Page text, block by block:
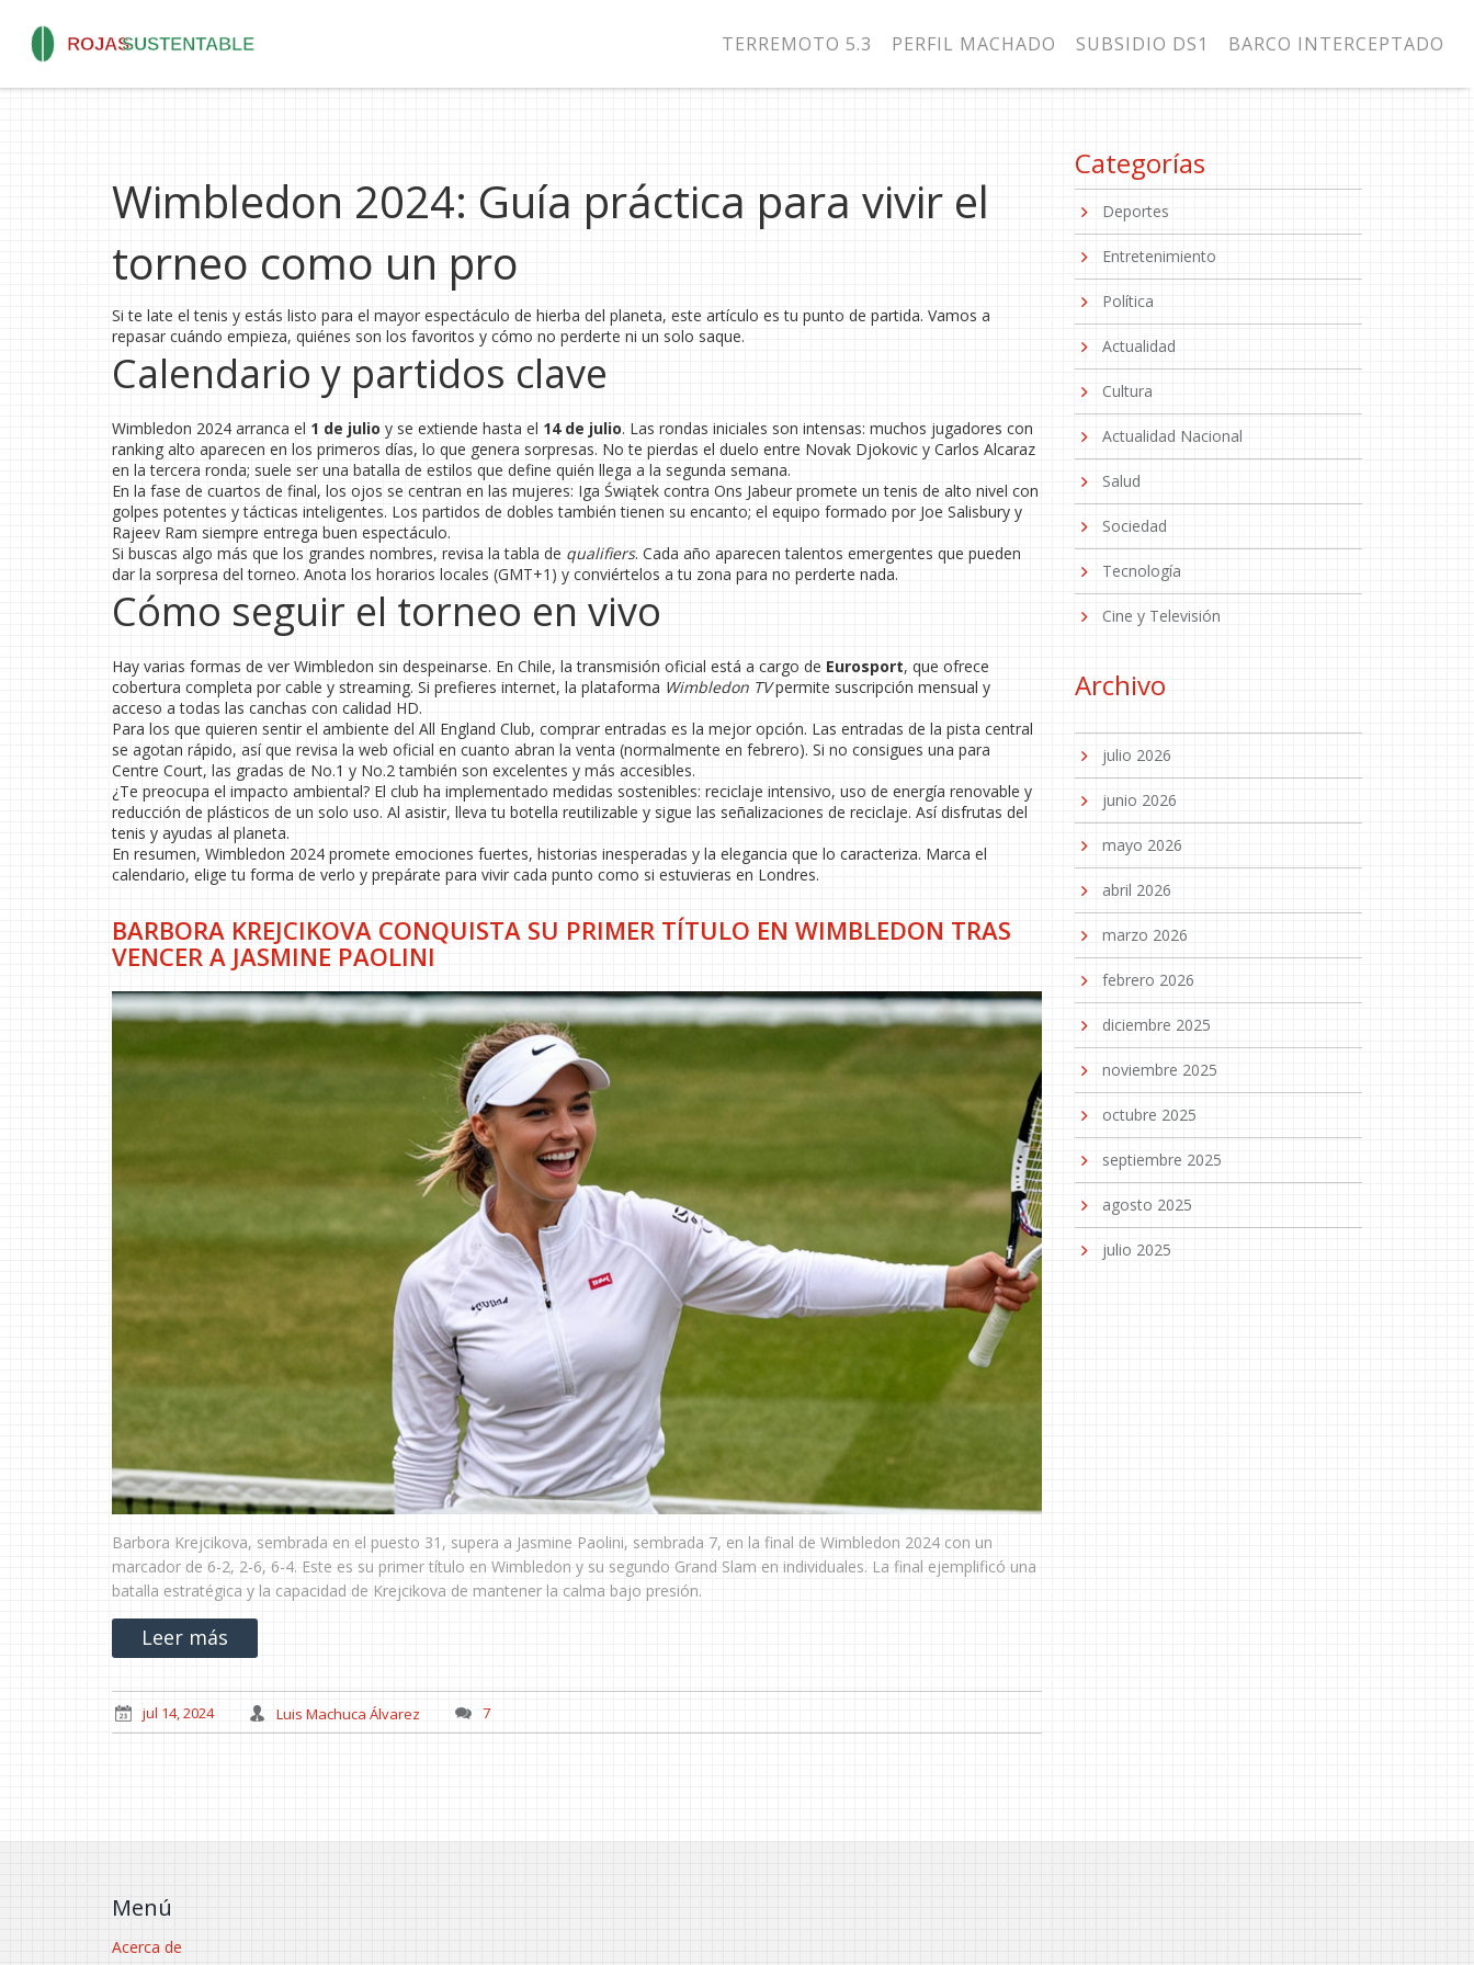
TERREMOTO 5.3 PERFIL MACHADO SUBSIDIO DS1 BARCO INTERCEPTADO
Wimbledon 2024: Guía práctica para vivir el
torneo como un pro
Si te late el tenis y estás listo para el mayor espectáculo de hierba del planeta, este artículo es tu punto de partida. Vamos a
repasar cuándo empieza, quiénes son los favoritos y cómo no perderte ni un solo saque.
Calendario y partidos clave
Wimbledon 2024 arranca el 1 de julio y se extiende hasta el 14 de julio. Las rondas iniciales son intensas: muchos jugadores con
ranking alto aparecen en los primeros días, lo que genera sorpresas. No te pierdas el duelo entre Novak Djokovic y Carlos Alcaraz
en la tercera ronda; suele ser una batalla de estilos que define quién llega a la segunda semana.
En la fase de cuartos de final, los ojos se centran en las mujeres: Iga Świątek contra Ons Jabeur promete un tenis de alto nivel con
golpes potentes y tácticas inteligentes. Los partidos de dobles también tienen su encanto; el equipo formado por Joe Salisbury y
Rajeev Ram siempre entrega buen espectáculo.
Si buscas algo más que los grandes nombres, revisa la tabla de qualifiers. Cada año aparecen talentos emergentes que pueden
dar la sorpresa del torneo. Anota los horarios locales (GMT+1) y conviértelos a tu zona para no perderte nada.
Cómo seguir el torneo en vivo
Hay varias formas de ver Wimbledon sin despeinarse. En Chile, la transmisión oficial está a cargo de Eurosport, que ofrece
cobertura completa por cable y streaming. Si prefieres internet, la plataforma Wimbledon TVpermite suscripción mensual y
acceso a todas las canchas con calidad HD.
Para los que quieren sentir el ambiente del All England Club, comprar entradas es la mejor opción. Las entradas de la pista central
se agotan rápido, así que revisa la web oficial en cuanto abran la venta (normalmente en febrero). Si no consigues una para
Centre Court, las gradas de No.1 y No.2 también son excelentes y más accesibles.
¿Te preocupa el impacto ambiental? El club ha implementado medidas sostenibles: reciclaje intensivo, uso de energía renovable y
reducción de plásticos de un solo uso. Al asistir, lleva tu botella reutilizable y sigue las señalizaciones de reciclaje. Así disfrutas del
tenis y ayudas al planeta.
En resumen, Wimbledon 2024 promete emociones fuertes, historias inesperadas y la elegancia que lo caracteriza. Marca el
calendario, elige tu forma de verlo y prepárate para vivir cada punto como si estuvieras en Londres.
BARBORA KREJCIKOVA CONQUISTA SU PRIMER TÍTULO EN WIMBLEDON TRAS
VENCER A JASMINE PAOLINI
Barbora Krejcikova, sembrada en el puesto 31, supera a Jasmine Paolini, sembrada 7, en la final de Wimbledon 2024 con un
marcador de 6-2, 2-6, 6-4. Este es su primer título en Wimbledon y su segundo Grand Slam en individuales. La final ejemplificó una
batalla estratégica y la capacidad de Krejcikova de mantener la calma bajo presión.
Leer más
jul 14, 2024 Luis Machuca Álvarez 7
Categorías
Deportes
Entretenimiento
Política
Actualidad
Cultura
Actualidad Nacional
Salud
Sociedad
Tecnología
Cine y Televisión
Archivo
julio 2026
junio 2026
mayo 2026
abril 2026
marzo 2026
febrero 2026
diciembre 2025
noviembre 2025
octubre 2025
septiembre 2025
agosto 2025
julio 2025
Menú
Acerca de